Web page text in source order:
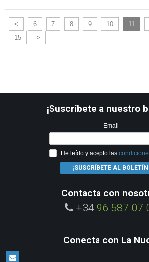
< 6 7 8 9 10 11
15
>
¡Suscríbete a nuestro
Email
He leído y acepto las
¡SUSCRÍBETE AL BOLETÍN!
Contacta con
+34 96 587 07
Conecta con La